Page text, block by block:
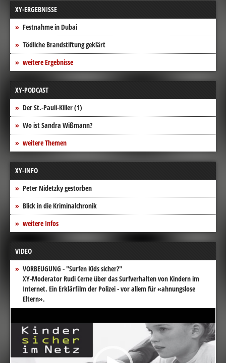
XY-ERGEBNISSE
Festnahme in Dubai
Tödliche Brandstiftung geklärt
weitere Ergebnisse
XY-PODCAST
Der St.-Pauli-Killer (1)
Wo ist Sandra Wißmann?
weitere Themen
XY-INFO
Peter Nidetzky gestorben
Blick in die Kriminalchronik
weitere Infos
VIDEO
VORBEUGUNG - "Surfen Kids sicher?"
XY-Moderator Rudi Cerne über das Surfverhalten von Kindern im
Internet. Ein Erklärfilm der Polizei - vor allem für «ahnungslose
Eltern».
Video-